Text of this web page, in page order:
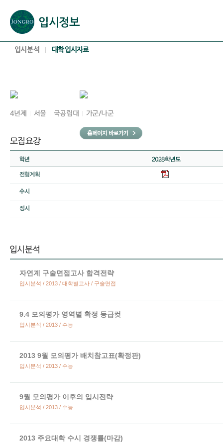
자연계 구술면접고사 합격전략
입시분석 / 2013 / 대학별고사 / 구술면접
9.4 모의평가 영역별 확정 등급컷
입시분석 / 2013 / 수능
2013 9월 모의평가 배치참고표(확정판)
입시분석 / 2013 / 수능
9월 모의평가 이후의 입시전략
입시분석 / 2013 / 수능
2013 주요대학 수시 경쟁률(마감)